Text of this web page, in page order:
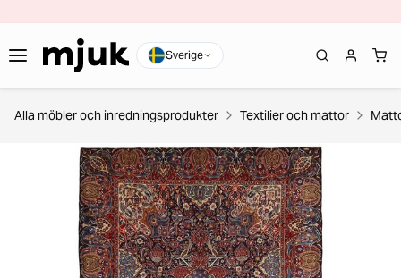
Sverige
Alla möbler och inredningsprodukter Textilier och mattor